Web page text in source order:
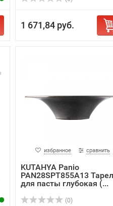
1 671,84 руб.
избранное сравнить
KUTAHYA Panio
PAN28SPT855A13
для пасты глубокая (...
(0)